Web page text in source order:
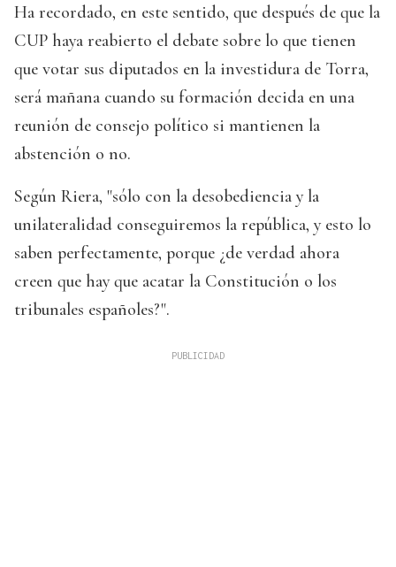
Ha recordado, en este sentido, que después de que la
CUP haya reabierto el debate sobre lo que tienen
que votar sus diputados en la investidura de Torra,
será mañana cuando su formación decida en una
reunión de consejo político si mantienen la
abstención o no.
Según Riera, "sólo con la desobediencia y la
unilateralidad conseguiremos la república, y esto lo
saben perfectamente, porque ¿de verdad ahora
creen que hay que acatar la Constitución o los
tribunales españoles?".